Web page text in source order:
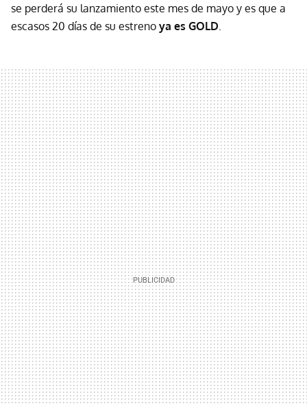
se perderá su lanzamiento este mes de mayo y es que a
escasos 20 días de su estreno ya es GOLD